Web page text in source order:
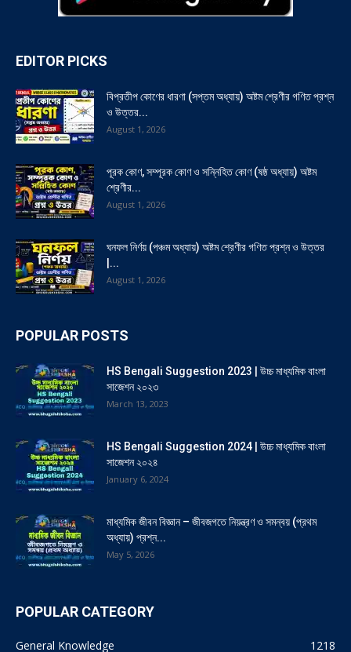
EDITOR PICKS
বিপ্রতীপ কোণের ধারণা (সপ্তম অধ্যায়) অষ্টম শ্রেণীর গণিত প্রশ্ন
ও উত্তর...
August 1, 2026
পূরক কোণ, সম্পূরক কোণ ও সন্নিহিত কোণ (ষষ্ঠ অধ্যায়) অষ্টম
শ্রেণীর...
August 1, 2026
ঘনফল নির্ণয় (পঞ্চম অধ্যায়) অষ্টম শ্রেণীর গণিত প্রশ্ন ও উত্তর
|...
August 1, 2026
POPULAR POSTS
HS Bengali Suggestion 2023 | উচ্চ মাধ্যমিক বাংলা
সাজেশন ২০২৩
March 13, 2023
HS Bengali Suggestion 2024 | উচ্চ মাধ্যমিক বাংলা
সাজেশন ২০২৪
January 6, 2024
মাধ্যমিক জীবন বিজ্ঞান – জীবজগতে নিয়ন্ত্রণ ও সমন্বয় (প্রথম
অধ্যায়) প্রশ্ন...
May 5, 2026
POPULAR CATEGORY
General Knowledge
1218